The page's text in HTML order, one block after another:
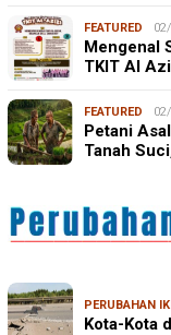
FEATURED
Mengenal
TKIT Al
FEATURED
Petani
Tanah
PERUBAHAN
Kota-Kota